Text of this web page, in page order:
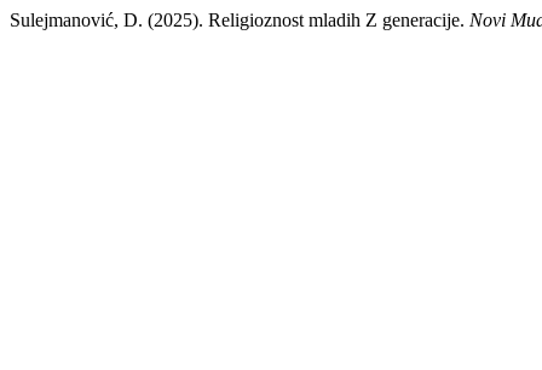
Sulejmanović, D. (2025). Religioznost mladih Z generacije. Novi